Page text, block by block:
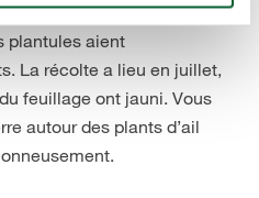
Il suffit de désherber
plantules aient
La récolte a lieu en juillet,
feuillage ont jauni. Vous
autour des plants d’ail